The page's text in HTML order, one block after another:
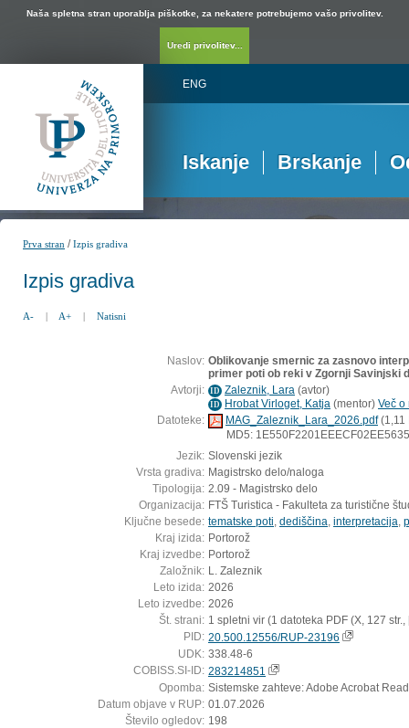
Naša spletna stran uporablja piškotke, za nekatere potrebujemo vašo privolitev.
Uredi privolitev...
ENG
Iskanje Brskanje
Prva stran /Izpis gradiva
Izpis gradiva
A- | A+ | Natisni
Naslov: Oblikovanje smernic za zasnovo
primer poti ob reki v Zgornji Savinjski
Avtorji: ID Zaleznik, Lara (avtor)
ID Hrobat Virloget, Katja (mentor) Več o
Datoteke:
MAG_Zaleznik_Lara_2026.pdf(1,11
MD5:
Jezik: Slovenski jezik
Vrsta gradiva: Magistrsko delo/naloga
Tipologija: 2.09 - Magistrsko delo
Organizacija: FTŠ Turistica - Fakulteta za turistične
Ključne besede: tematske poti dediščina interpretacija
Kraj izida: Portorož
Kraj izvedbe: Portorož
Založnik: L. Zaleznik
Leto izida: 2026
Leto izvedbe: 2026
Št. strani: 1 spletni vir (1 datoteka PDF (X, 127 str.,
PID: 20.500.12556/RUP-23196
UDK: 338.48-6
COBISS.SI-ID: 283214851
Opomba: Sistemske zahteve: Adobe Acrobat
Datum objave v RUP: 01.07.2026
Število ogledov: 198